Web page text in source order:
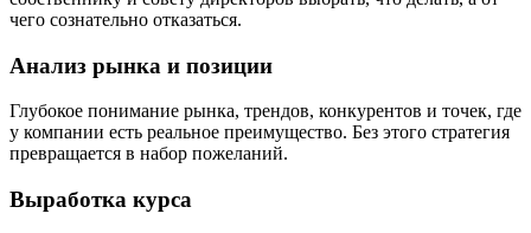
чего сознательно отказаться.
Анализ рынка и позиции
Глубокое понимание рынка, трендов, конкурентов и точек, где
у компании есть реальное преимущество. Без этого стратегия
превращается в набор пожеланий.
Выработка курса